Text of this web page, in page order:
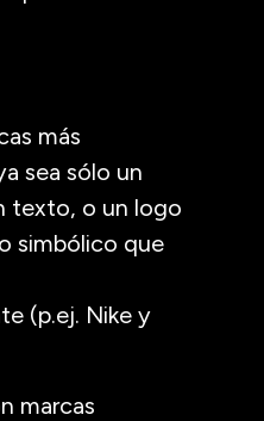
más
sea sólo un
texto, o un logo
simbólico que
(p.ej. Nike y
marcas